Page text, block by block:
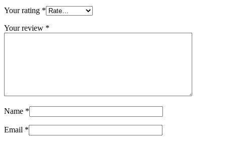
Your rating *
Your review *
Name *
Email *